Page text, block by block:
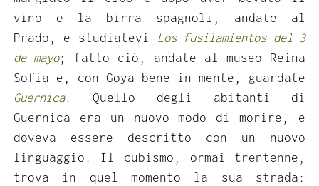
vino e la birra spagnoli, andate al
Prado, e studiatevi Los fusilamientos del 3
de mayo; fatto ciò, andate al museo Reina
Sofia e, con Goya bene in mente, guardate
Guernica. Quello degli abitanti di
Guernica era un nuovo modo di morire, e
doveva essere descritto con un nuovo
linguaggio. Il cubismo, ormai trentenne,
trova in quel momento la sua strada: